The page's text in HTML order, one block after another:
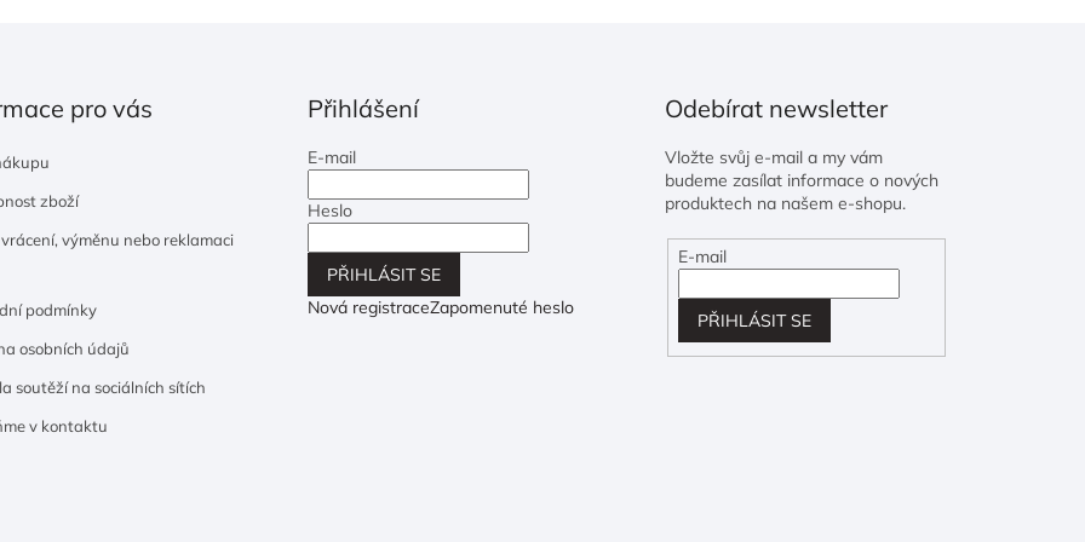
pro vás
zboží
vrácení, výměnu nebo reklamaci
podmínky
osobních údajů
soutěží na sociálních sítích
v kontaktu
Přihlášení
E-mail
Heslo
PŘIHLÁSIT SE
Nová registraceZapomenuté heslo
Odebírat newsletter
Vložte svůj e-mail a my vám
budeme zasílat informace o nových
produktech na našem e-shopu.
E-mail
PŘIHLÁSIT SE